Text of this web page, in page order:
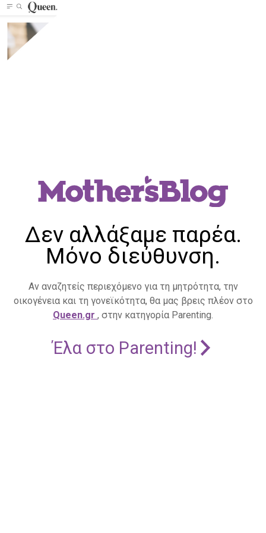
Δεν αλλάξαμε παρέα.
Μόνο διεύθυνση.
Αν αναζητείς περιεχόμενο για τη μητρότητα, την
οικογένεια και τη γονεϊκότητα, θα μας βρεις πλέον στο
Queen.gr , στην κατηγορία Parenting.
Έλα στο Parenting!